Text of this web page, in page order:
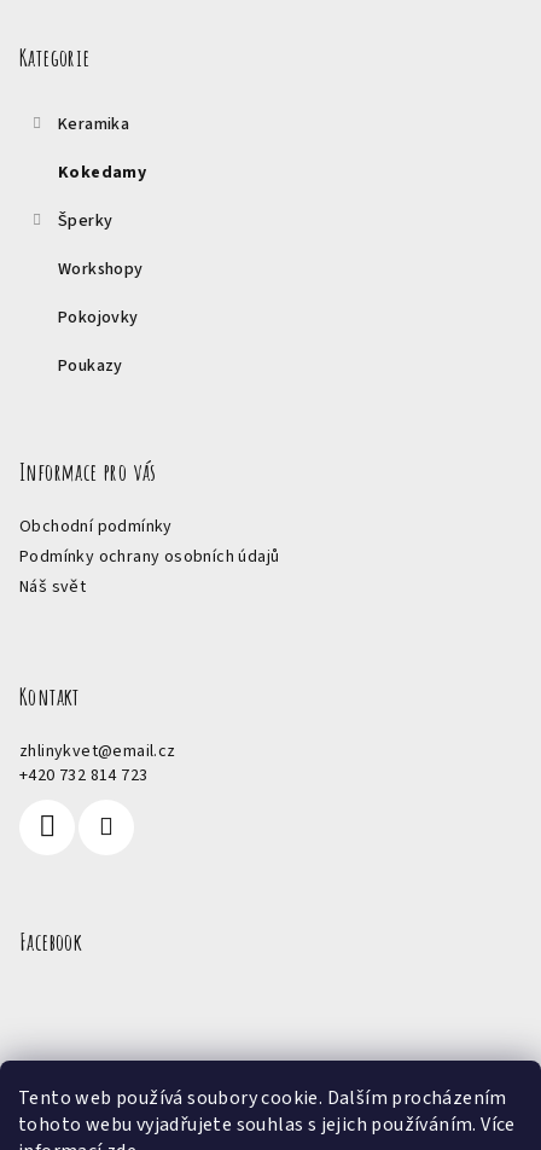
Tento web používá soubory cookie. Dalším procházením
tohoto webu vyjadřujete souhlas s jejich používáním. Více
Kategorie
Keramika
Kokedamy
Šperky
Workshopy
Pokojovky
Poukazy
Informace pro vás
Obchodní podmínky
Podmínky ochrany osobních údajů
Náš svět
Kontakt
zhlinykvet@email.cz
+420 732 814 723
Facebook
Přijímáme online platby